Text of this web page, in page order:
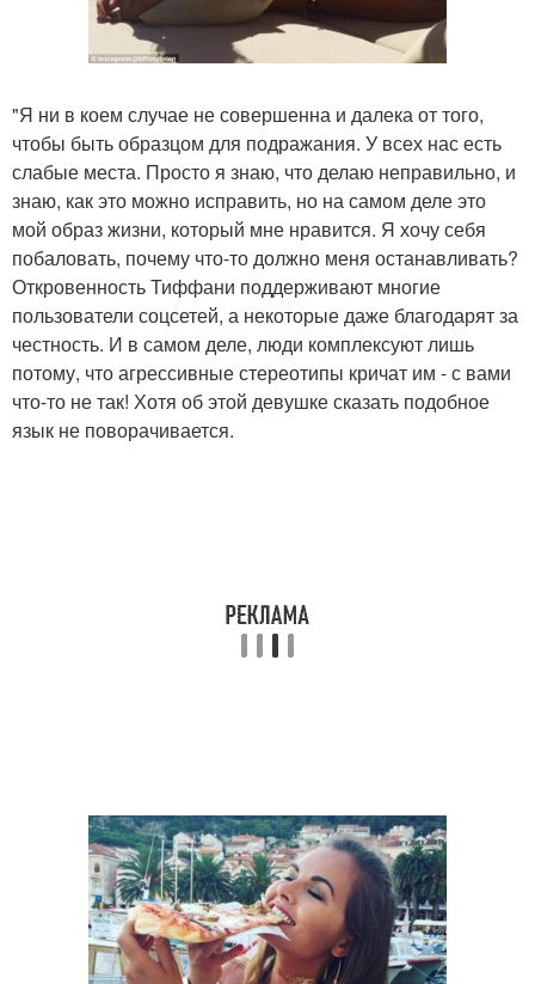
"Я ни в коем случае не совершенна и далека от того,
чтобы быть образцом для подражания. У всех нас есть
слабые места. Просто я знаю, что делаю неправильно, и
знаю, как это можно исправить, но на самом деле это
мой образ жизни, который мне нравится. Я хочу себя
побаловать, почему что-то должно меня останавливать?
Откровенность Тиффани поддерживают многие
пользователи соцсетей, а некоторые даже благодарят за
честность. И в самом деле, люди комплексуют лишь
потому, что агрессивные стереотипы кричат им - с вами
что-то не так! Хотя об этой девушке сказать подобное
язык не поворачивается.